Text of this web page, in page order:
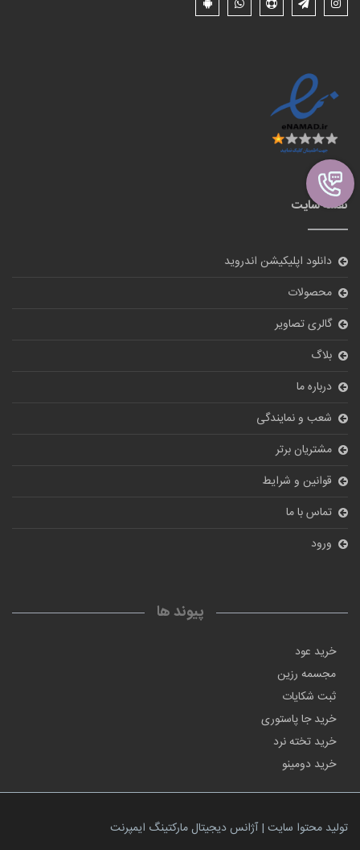
نقشه سایت
دانلود اپلیکیشن اندروید
محصولات
گالری تصاویر
بلاگ
درباره ما
شعب و نمایندگی
مشتریان برتر
قوانین و شرایط
تماس با ما
ورود
پیوند ها
خرید عود
مجسمه رزین
ثبت شکایات
خرید جا پاستوری
خرید تخته نرد
خرید دومینو
تولید محتوا سایت | آژانس دیجیتال مارکتینگ ایمپرنت